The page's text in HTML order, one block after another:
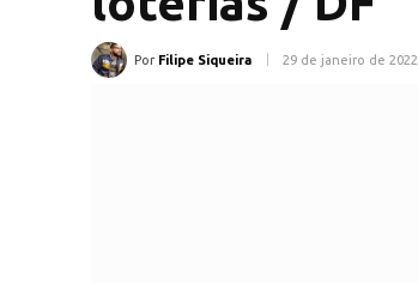
Por Filipe Siqueira 29 de janeiro de 2022